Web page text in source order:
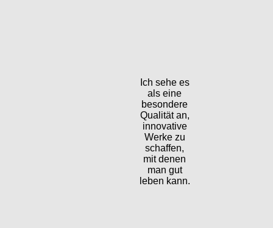
Ich sehe es
als eine
besondere
Qualität an,
innovative
Werke zu
schaffen,
mit denen
man gut
leben kann.